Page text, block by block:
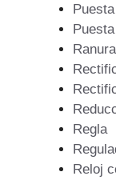
Regla
Reloj